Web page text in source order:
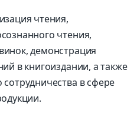
чтения,
чтения,
демонстрация
в книгоиздании, а также
в сфере